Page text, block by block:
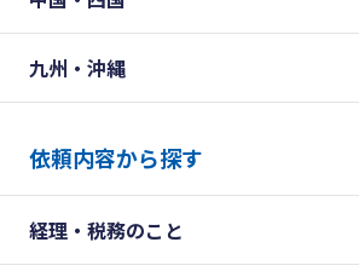
九州・沖縄
依頼内容から探す
経理・税務のこと